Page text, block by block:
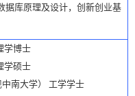
据库原理及设计，创新创业基
学博士
学硕士
南大学）
工学学士